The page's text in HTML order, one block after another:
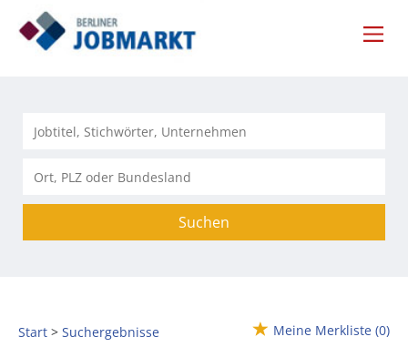
Suchen
Start Suchergebnisse Meine Merkliste (0)